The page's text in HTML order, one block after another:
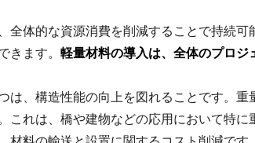
全体的な資源消費を削減することで持続
きます。 軽量材料の導入は、全体のプロジ
は、構造性能の向上を図れることです。
これは、橋や建物などの応用において特に